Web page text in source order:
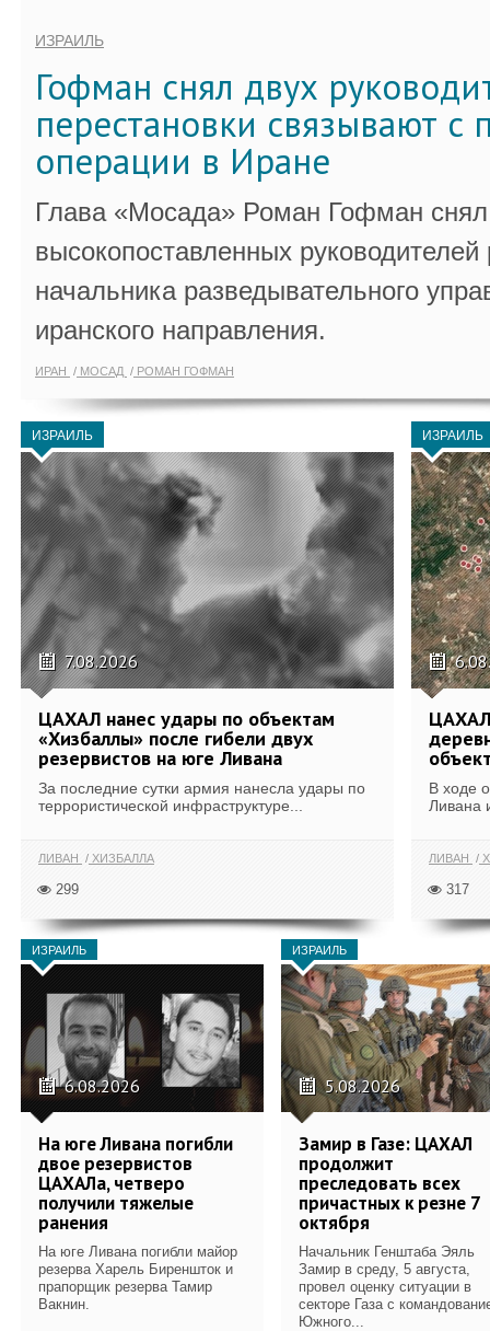
ИЗРАИЛЬ
Гофман снял двух
перестановки связывают с
операции в Иране
Глава «Мосада» Роман Гофман снял
высокопоставленных
начальника разведывательного
иранского направления.
ИРАН МОСАД РОМАН ГОФМАН
ИЗРАИЛЬ
7.08.2026
ЦАХАЛ нанес удары по объектам
«Хизбаллы» после гибели двух
резервистов на юге Ливана
За последние сутки армия нанесла удары по
террористической инфраструктуре...
ЛИВАН ХИЗБАЛЛА
299
ИЗРАИЛЬ
В ходе
Ливана
ЛИВАН
317
ИЗРАИЛЬ
6.08.2026
На юге Ливана погибли
двое резервистов
ЦАХАЛа, четверо
получили тяжелые
ранения
На юге Ливана погибли майор
резерва Харель Биреншток и
прапорщик резерва Тамир
Вакнин.
ИЗРАИЛЬ
5.08.2026
Замир в Газе: ЦАХАЛ
продолжит
преследовать всех
причастных к резне 7
октября
Начальник Генштаба Эяль
Замир в среду, 5 августа,
провел оценку ситуации в
секторе Газа с
Южного...